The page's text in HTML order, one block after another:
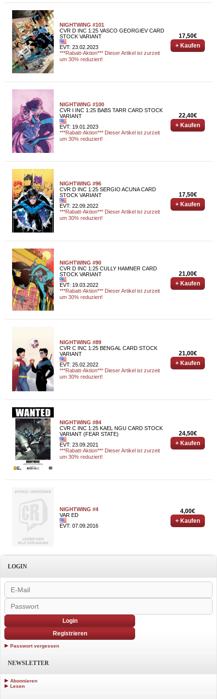
NIGHTWING #101
CVR D INC 1:25 VASCO GEORGIEV CARD
STOCK VARIANT
EVT: 23.02.2023
***Rabatt-Aktion*** Dieser Artikel ist zurzeit
um 30% reduziert!
17,50€
+ Kaufen
NIGHTWING #100
CVR I INC 1:25 BABS TARR CARD STOCK
VARIANT
EVT: 19.01.2023
***Rabatt-Aktion*** Dieser Artikel ist zurzeit
um 30% reduziert!
22,40€
+ Kaufen
NIGHTWING #96
CVR D INC 1:25 SERGIO ACUNA CARD
STOCK VARIANT
EVT: 22.09.2022
***Rabatt-Aktion*** Dieser Artikel ist zurzeit
um 30% reduziert!
17,50€
+ Kaufen
NIGHTWING #90
CVR D INC 1:25 CULLY HAMNER CARD
STOCK VARIANT
EVT: 19.03.2022
***Rabatt-Aktion*** Dieser Artikel ist zurzeit
um 30% reduziert!
21,00€
+ Kaufen
NIGHTWING #89
CVR C INC 1:25 BENGAL CARD STOCK
VARIANT
EVT: 25.02.2022
***Rabatt-Aktion*** Dieser Artikel ist zurzeit
um 30% reduziert!
21,00€
+ Kaufen
NIGHTWING #84
CVR C INC 1:25 KAEL NGU CARD STOCK
VARIANT (FEAR STATE)
EVT: 23.09.2021
***Rabatt-Aktion*** Dieser Artikel ist zurzeit
um 30% reduziert!
24,50€
+ Kaufen
NIGHTWING #4
VAR ED
EVT: 07.09.2016
4,00€
+ Kaufen
LOGIN
Login
Registrieren
Passwort vergessen
NEWSLETTER
Abonnieren
Lesen